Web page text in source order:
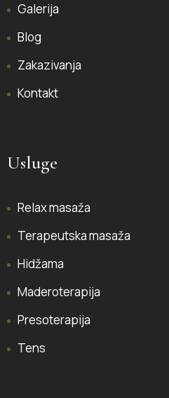
Galerija
Blog
Zakazivanja
Kontakt
Usluge
Relax masaža
Terapeutska masaža
Hidžama
Maderoterapija
Presoterapija
Tens